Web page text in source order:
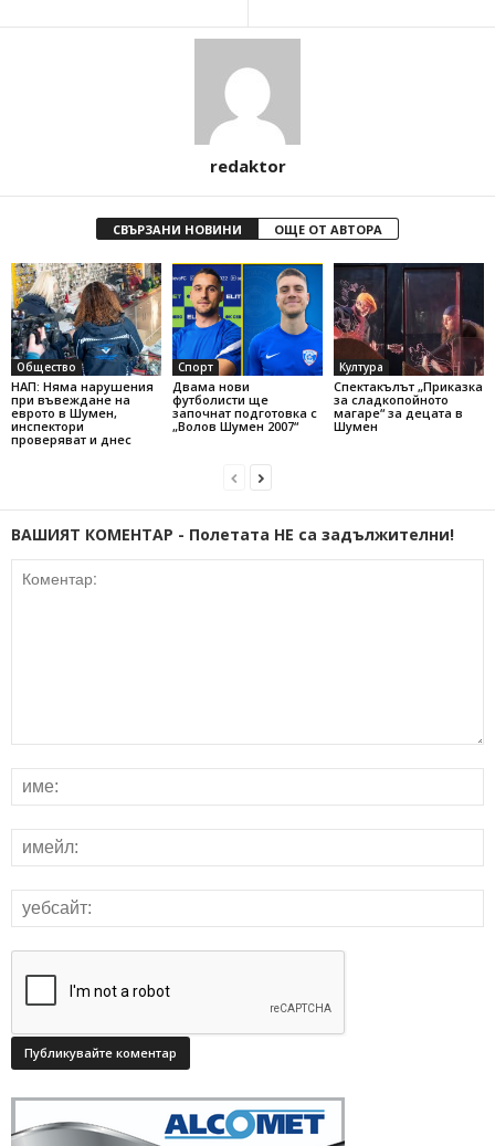
redaktor
СВЪРЗАНИ НОВИНИ ОЩЕ ОТ АВТОРА
Общество
НАП: Няма нарушения
при въвеждане на
еврото в Шумен,
инспектори
проверяват и днес
Спорт
Двама нови
футболисти ще
започнат подготовка с
„Волов Шумен 2007“
Култура
Спектакълът „Приказка
за сладкопойното
магаре“ за децата в
Шумен
ВАШИЯТ КОМЕНТАР - Полетата НЕ са задължителни!